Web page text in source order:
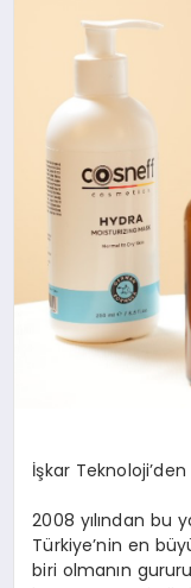
DÜNYA
EĞITIM
İşkar
2008 yılından bu
Türkiye’nin en
biri olmanın